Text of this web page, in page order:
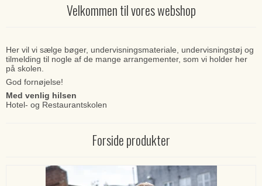
Velkommen til vores webshop
Her vil vi sælge bøger, undervisningsmateriale, undervisningstøj og
tilmelding til nogle af de mange arrangementer, som vi holder her
på skolen.
God fornøjelse!
Med venlig hilsen
Hotel- og Restaurantskolen
Forside produkter